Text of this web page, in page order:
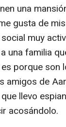
una
gusta de
muy
una familia
porque son
amigos de
llevo
acosándolo.